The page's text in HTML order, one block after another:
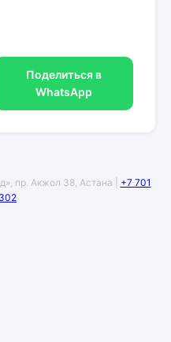
Поделиться в
WhatsApp
пр. Акжол 38, Астана | +7 701